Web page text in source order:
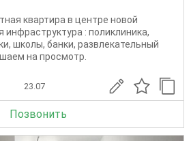
квартира в центре новой
инфраструктура : поликлиника,
школы, банки, развлекательный
на просмотр.
23.07
Позвонить